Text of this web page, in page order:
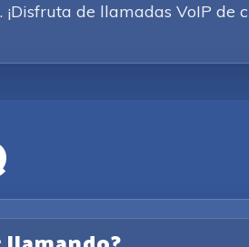
de llamadas VoIP